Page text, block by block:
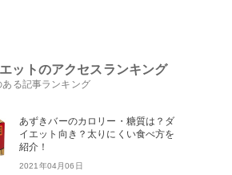
ットのアクセスランキング
ある記事ランキング
あずきバーのカロリー・糖質は？ダ
イエット向き？太りにくい食べ方を
紹介！
2021年04月06日